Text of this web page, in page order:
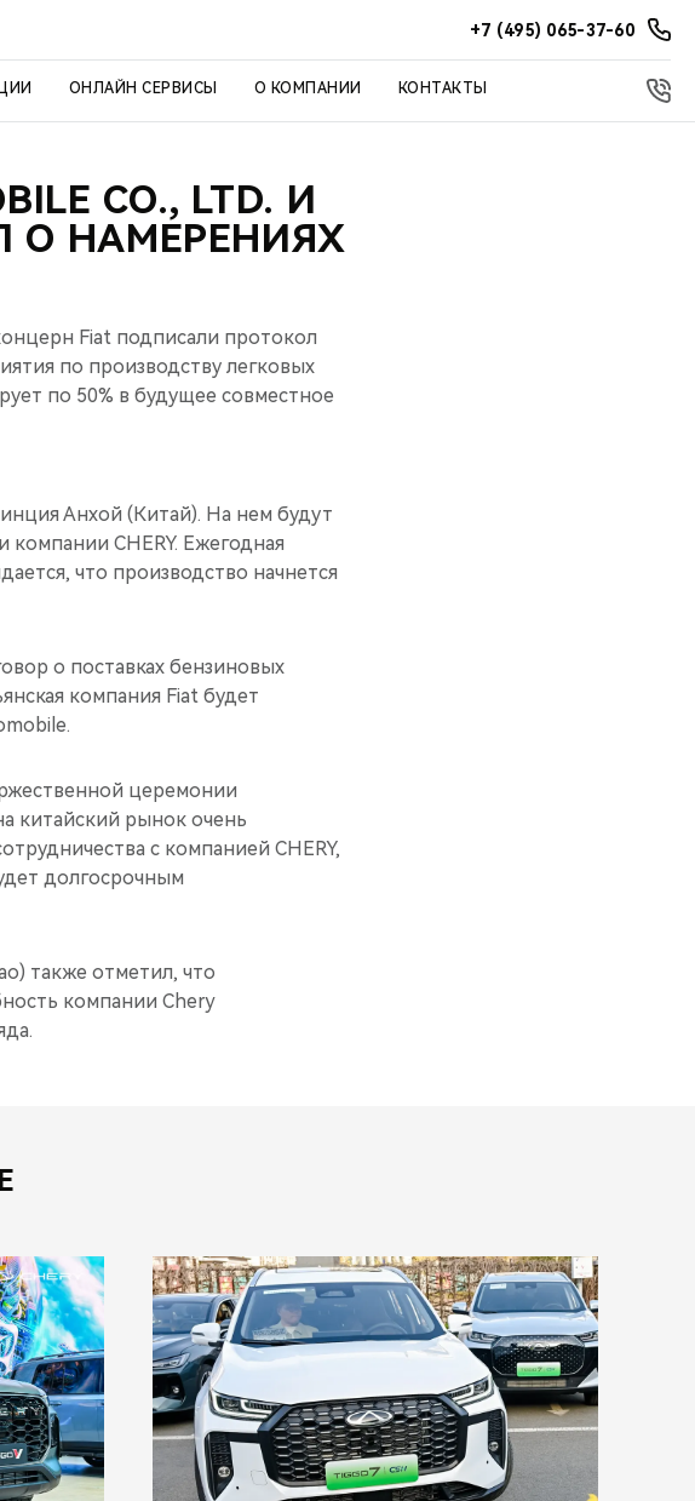
+7 (495) 065-37-60
ОНЛАЙН СЕРВИСЫ О КОМПАНИИ КОНТАКТЫ
CO., LTD. И
О НАМЕРЕНИЯХ
Fiat подписали протокол
по производству легковых
по 50% в будущее совместное
Анхой (Китай). На нем будут
CHERY. Ежегодная
что производство начнется
о поставках бензиновых
компания Fiat будет
церемонии
китайский рынок очень
с компанией CHERY,
долгосрочным
также отметил, что
компании Chery